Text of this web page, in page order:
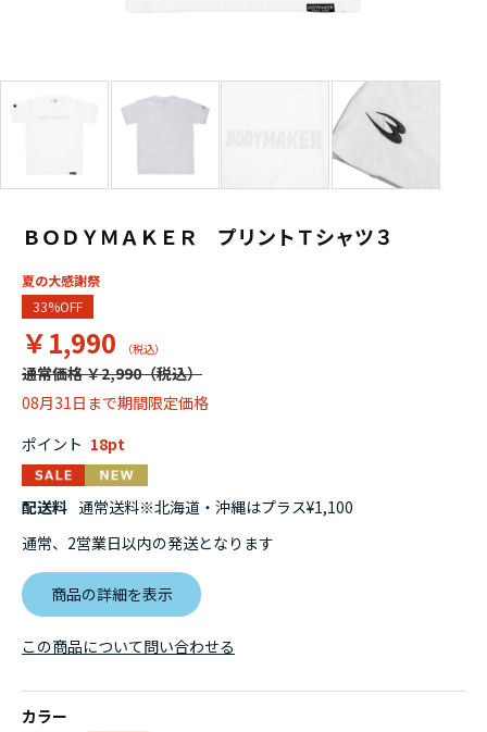
ＢＯＤＹＭＡＫＥＲ プリントＴシャツ３
夏の大感謝祭
33%OFF
￥1,990
通常価格 ￥2,990
08月31日まで期間限定価格
ポイント 18
配送料 通常送料※北海道・沖縄はプラス¥1,100
通常、2営業日以内の発送となります
商品の詳細を表示
カラー
この商品について問い合わせる